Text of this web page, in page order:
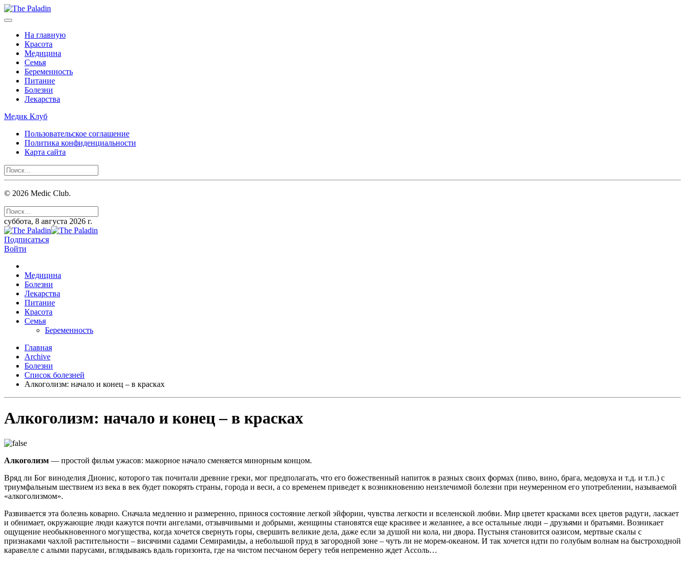
На главную
Красота
Медицина
Семья
Беременность
Питание
Болезни
Лекарства
Медик Клуб
Пользовательское соглашение
Политика конфиденциальности
Карта сайта
© 2026 Medic Club.
суббота, 8 августа 2026 г.
Подписаться
Войти
Медицина
Болезни
Лекарства
Питание
Красота
Семья
Беременность
Главная
Archive
Болезни
Список болезней
Алкоголизм: начало и конец – в красках
Алкоголизм: начало и конец – в красках
Алкоголизм — простой фильм ужасов: мажорное начало сменяется минорным концом.
Вряд ли Бог виноделия Дионис, которого так почитали древние греки, мог предполагать, что его божественный напиток в разных своих формах (пиво, вино, брага, медовуха и т.д. и т.п.) с
триумфальным шествием из века в век будет покорять страны, города и веси, а со временем приведет к возникновению неизлечимой болезни при неумеренном его употреблении, называемой
«алкоголизмом».
Развивается эта болезнь коварно. Сначала медленно и размеренно, принося состояние легкой эйфории, чувства легкости и вселенской любви. Мир цветет красками всех цветов радуги, ласкает
и обнимает, окружающие люди кажутся почти ангелами, отзывчивыми и добрыми, женщины становятся еще красивее и желаннее, а все остальные люди – друзьями и братьями. Возникает
ощущение необыкновенного могущества, когда хочется свернуть горы, свершить великие дела, даже если за душой ни кола, ни двора. Пустыня становится оазисом, мертвые скалы с
признаками чахлой растительности – висячими садами Семирамиды, а небольшой пруд в загородной зоне – чуть ли не морем-океаном. И так хочется идти по голубым волнам на быстроходной
каравелле с алыми парусами, вглядываясь вдаль горизонта, где на чистом песчаном берегу тебя непременно ждет Ассоль…